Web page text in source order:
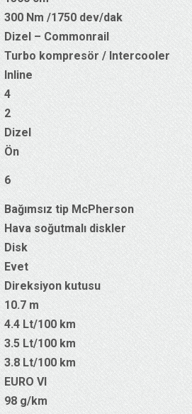
300 Nm /1750 dev/dak
Dizel – Commonrail
Turbo kompresör / Intercooler
Inline
4
2
Dizel
Ön
6
Bağımsız tip McPherson
Hava soğutmalı diskler
Disk
Evet
Direksiyon kutusu
10.7 m
4.4 Lt/100 km
3.5 Lt/100 km
3.8 Lt/100 km
EURO VI
98 g/km